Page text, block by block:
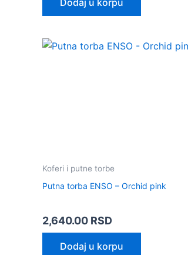
Dodaj u korpu
Koferi i putne torbe
Putna torba ENSO – Orchid pink
2,640.00 RSD
Dodaj u korpu